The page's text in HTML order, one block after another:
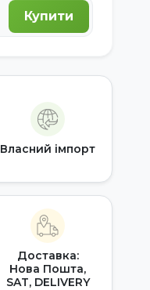
Купити
Власний імпорт
Доставка:
Нова Пошта,
SAT, DELIVERY